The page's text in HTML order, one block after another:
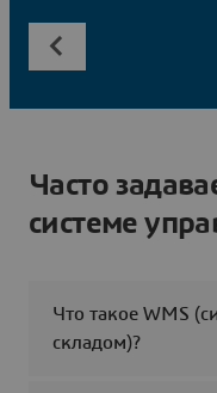
Часто
системе
Что такое WMS
складом)?